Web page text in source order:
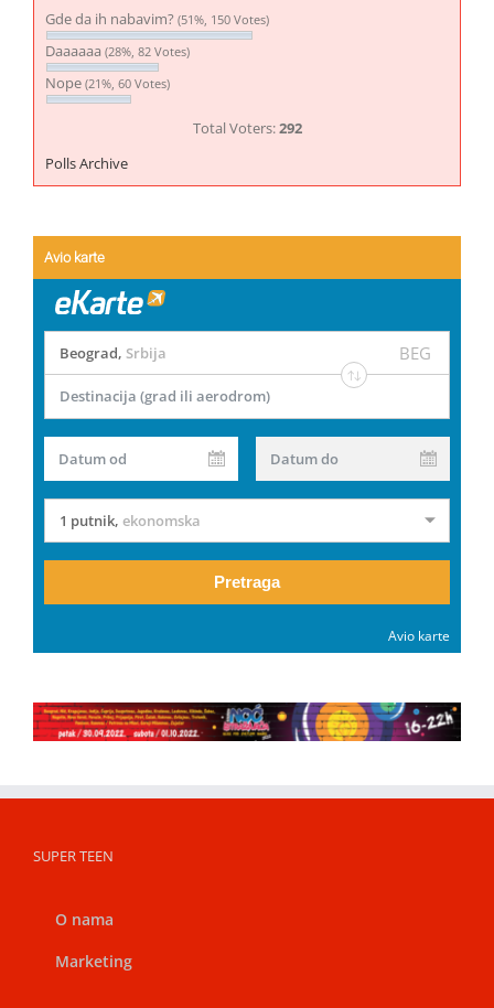
Gde da ih nabavim? (51%, 150 Votes)
Daaaaaa (28%, 82 Votes)
Nope (21%, 60 Votes)
Total Voters:292
Polls Archive
Avio karte
Beograd, Srbija BEG
Destinacija (grad ili aerodrom)
Datum od Datum do
1 putnik, ekonomska
Pretraga
Avio karte
SUPER TEEN
O nama
Marketing